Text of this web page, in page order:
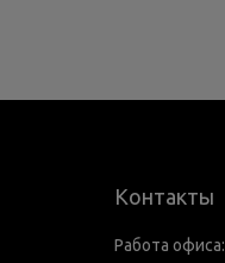
Контакты
Работа офиса: